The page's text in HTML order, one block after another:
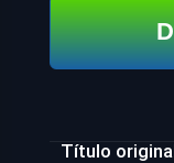
Título